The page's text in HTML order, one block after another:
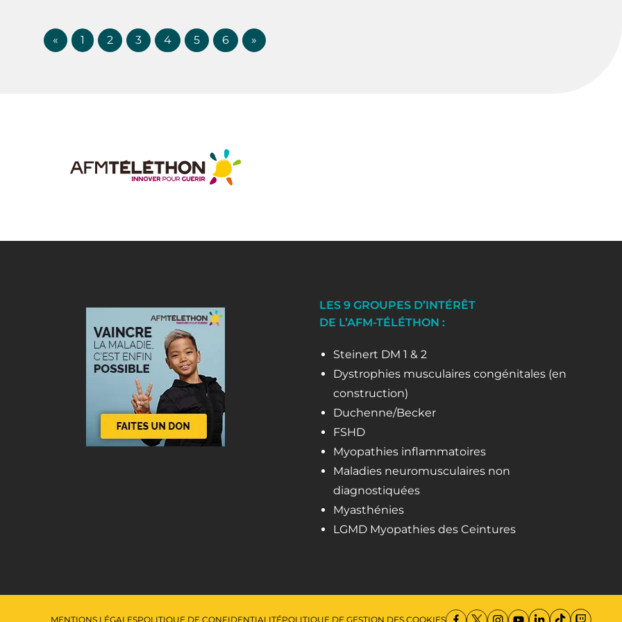
« 1 2 3 4 5 6 »
LES 9 GROUPES D’INTÉRÊT
DE L’AFM-TÉLÉTHON :
Steinert DM 1 & 2
Dystrophies musculaires congénitales (en
construction)
Duchenne/Becker
FSHD
Myopathies inflammatoires
Maladies neuromusculaires non
diagnostiquées
Myasthénies
LGMD Myopathies des Ceintures
MENTIONS LÉGALESPOLITIQUE DE CONFIDENTIALITÉPOLITIQUE DE GESTION DES COOKIES